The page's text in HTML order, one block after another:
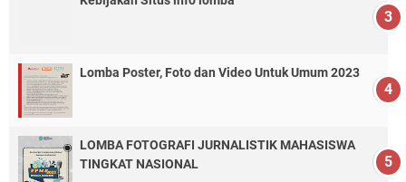
Lomba Poster, Foto dan Video Untuk Umum 2023
LOMBA FOTOGRAFI JURNALISTIK MAHASISWA
TINGKAT NASIONAL